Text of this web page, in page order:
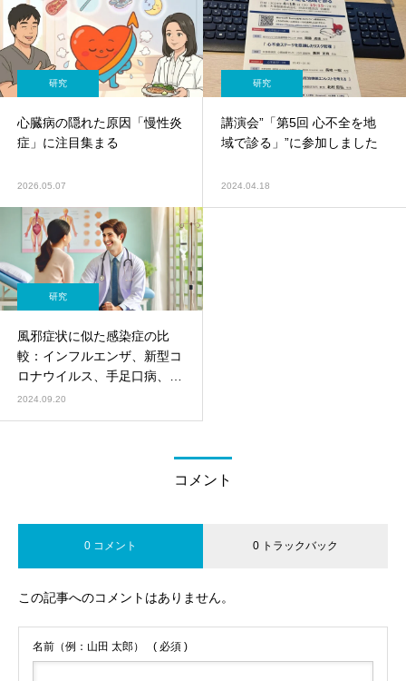
研究
心臓病の隠れた原因「慢性炎
症」に注目集まる
2026.05.07
研究
講演会”「第5回 心不全を地
域で診る」”に参加しました
2024.04.18
研究
風邪症状に似た感染症の比
較：インフルエンザ、新型コ
ロナウイルス、手足口病、マ
イコプラズマ肺炎
2024.09.20
コメント
0 コメント 0 トラックバック
この記事へのコメントはありません。
名前（例：山田 太郎） ( 必須 )